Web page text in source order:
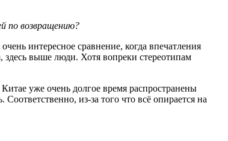
по возвращению?
интересное сравнение, когда впечатления
здесь выше люди. Хотя вопреки стереотипам
уже очень долгое время распространены
из-за того что всё опирается на